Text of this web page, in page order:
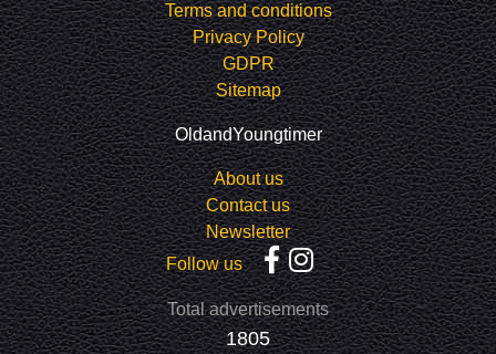
Terms and conditions
Privacy Policy
GDPR
Sitemap
OldandYoungtimer
About us
Contact us
Newsletter
Follow us
Total advertisements
1805